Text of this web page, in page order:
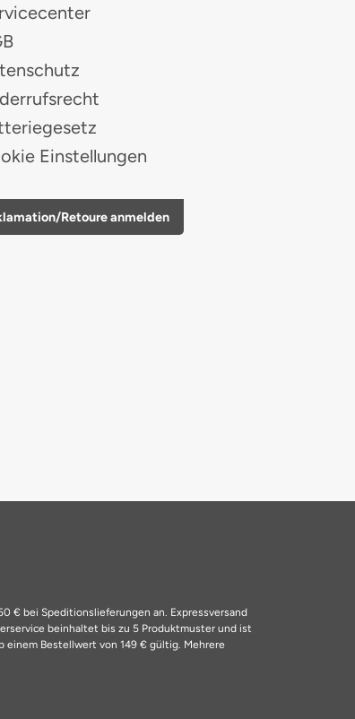
Einstellungen
Retoure anmelden
€ bei Speditionslieferungen an. Expressversand
beinhaltet bis zu 5 Produktmuster und ist
einem Bestellwert von 149 € gültig. Mehrere